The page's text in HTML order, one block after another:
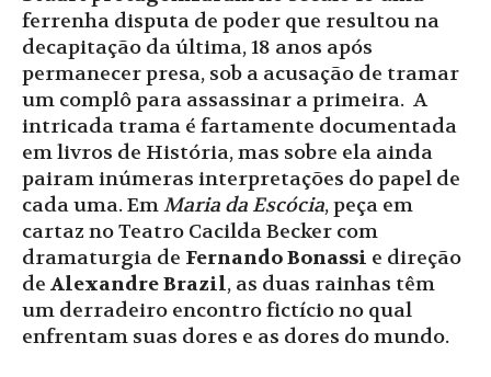
ferrenha disputa de poder que resultou na
decapitação da última, 18 anos após
permanecer presa, sob a acusação de tramar
um complô para assassinar a primeira. A
intricada trama é fartamente documentada
em livros de História, mas sobre ela ainda
pairam inúmeras interpretações do papel de
cada uma. EmMaria da Escócia, peça em
cartaz no Teatro Cacilda Becker com
dramaturgia de Fernando Bonassi e direção
de Alexandre Brazil, as duas rainhas têm
um derradeiro encontro fictício no qual
enfrentam suas dores e as dores do mundo.